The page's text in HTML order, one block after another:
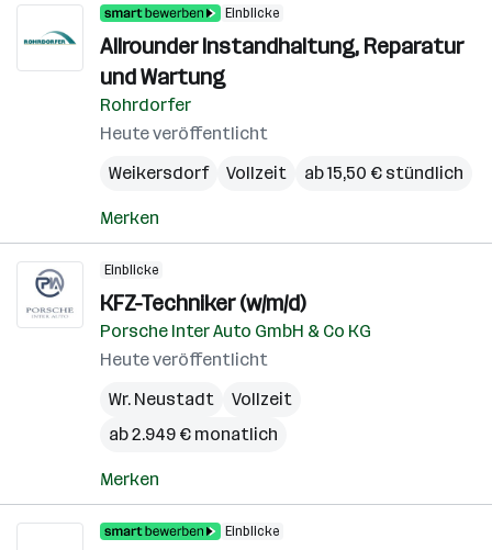
Einblicke
Allrounder Instandhaltung, Reparatur
und Wartung
Rohrdorfer
Heute veröffentlicht
Weikersdorf
Vollzeit ab 15,50 € stündlich
Merken
Einblicke
KFZ-Techniker (w/m/d)
Porsche Inter Auto GmbH & Co KG
Heute veröffentlicht
Wr. Neustadt
Vollzeit
ab 2.949 € monatlich
Merken
Einblicke